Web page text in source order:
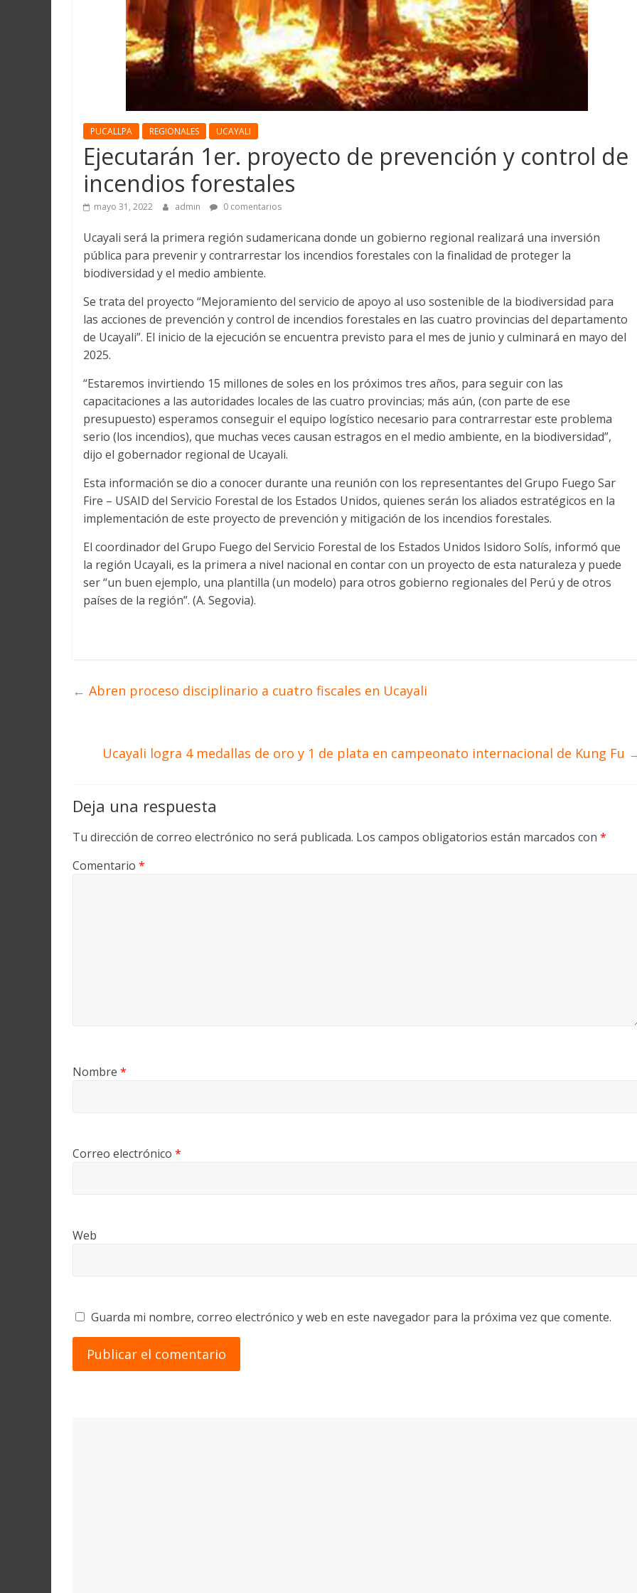
PUCALLPA REGIONALES UCAYALI
Ejecutarán 1er. proyecto de prevención y control de
incendios forestales
mayo 31, 2022 admin 0 comentarios
Ucayali será la primera región sudamericana donde un gobierno regional realizará una inversión
pública para prevenir y contrarrestar los incendios forestales con la finalidad de proteger la
biodiversidad y el medio ambiente.
Se trata del proyecto “Mejoramiento del servicio de apoyo al uso sostenible de la biodiversidad para
las acciones de prevención y control de incendios forestales en las cuatro provincias del departamento
de Ucayali”. El inicio de la ejecución se encuentra previsto para el mes de junio y culminará en mayo del
2025.
“Estaremos invirtiendo 15 millones de soles en los próximos tres años, para seguir con las
capacitaciones a las autoridades locales de las cuatro provincias; más aún, (con parte de ese
presupuesto) esperamos conseguir el equipo logístico necesario para contrarrestar este problema
serio (los incendios), que muchas veces causan estragos en el medio ambiente, en la biodiversidad”,
dijo el gobernador regional de Ucayali.
Esta información se dio a conocer durante una reunión con los representantes del Grupo Fuego Sar
Fire – USAID del Servicio Forestal de los Estados Unidos, quienes serán los aliados estratégicos en la
implementación de este proyecto de prevención y mitigación de los incendios forestales.
El coordinador del Grupo Fuego del Servicio Forestal de los Estados Unidos Isidoro Solís, informó que
la región Ucayali, es la primera a nivel nacional en contar con un proyecto de esta naturaleza y puede
ser “un buen ejemplo, una plantilla (un modelo) para otros gobierno regionales del Perú y de otros
países de la región”. (A. Segovia).
← Abren proceso disciplinario a cuatro fiscales en Ucayali
Ucayali logra 4 medallas de oro y 1 de plata en campeonato internacional de Kung Fu
Deja una respuesta
Tu dirección de correo electrónico no será publicada. Los campos obligatorios están marcados con *
Comentario *
Nombre *
Correo electrónico *
Web
Guarda mi nombre, correo electrónico y web en este navegador para la próxima vez que comente.